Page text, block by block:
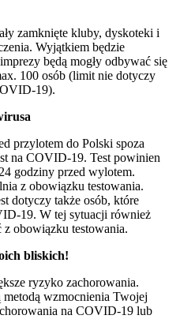
zamknięte kluby, dyskoteki i
Wyjątkiem będzie
będą mogły odbywać się
100 osób (limit nie dotyczy
19).
przylotem do Polski spoza
na COVID-19. Test powinien
godziny przed wylotem.
z obowiązku testowania.
dotyczy także osób, które
19. W tej sytuacji również
z obowiązku testowania.
bliskich!
ryzyko zachorowania.
metodą wzmocnienia Twojej
na COVID-19 lub